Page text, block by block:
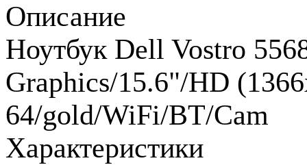
Описание
Ноутбук Dell Vostro
Graphics/15.6"/HD
64/gold/WiFi/BT/Cam
Характеристики